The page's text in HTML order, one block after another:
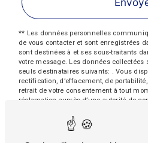
** Les données personnelles
de vous contacter et sont enregistrées
sont destinées à et ses sous-traitants
votre message. Les données
seuls destinataires suivants: . Vous
rectification, d’effacement, de
retrait de votre consentement à tout
réclamation auprès d’une autorité de
sort de vos données post-mortem.
voie postale à l'adresse ou par courrier
justificatif d'identité pourra vous être
données pendant la période de prise